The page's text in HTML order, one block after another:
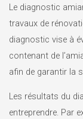
Le diagnostic
travaux de
diagnostic vise à
contenant de
afin de garantir la
Les résultats du
entreprendre. Par